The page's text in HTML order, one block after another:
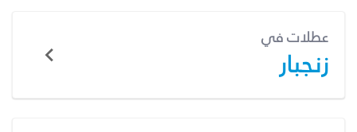
عطلات في
زنجبار